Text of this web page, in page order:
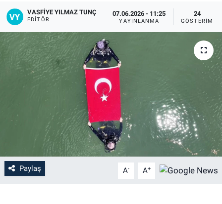
VASFIYE YILMAZ TUNÇ
EDITÖR
07.06.2026 - 11:25
YAYINLANMA
24
GÖSTERIM
Paylaş A- A+